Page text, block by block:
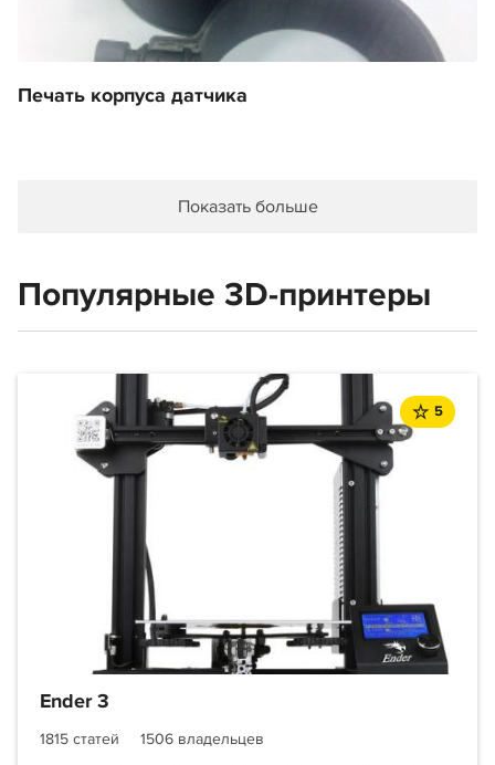
Печать корпуса датчика
Показать больше
Популярные 3D-принтеры
5
Ender 3
1815 статей
1506 владельцев